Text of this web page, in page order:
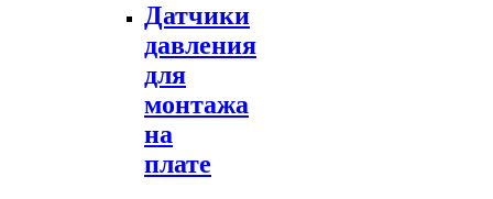
Датчики
давления
для
монтажа
на
плате